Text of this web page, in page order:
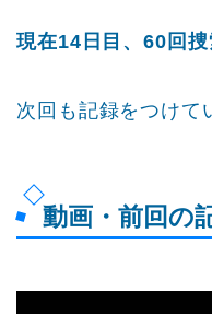
現在14日目、60回捜
次回も記録をつけて
動画・前回の